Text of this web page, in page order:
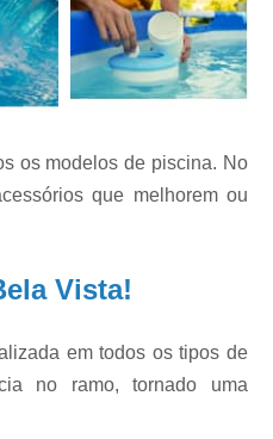
9000 Litros
Cloro para
Fechada
Cloro para
3 em 1 para Piscina
Cloro
para Piscina
Cloro para
Cloro
Conserto
de Piscina
Conserto
de água
Piscinas
Bombas para
os modelos de piscina. No
que melhorem ou
Vista!
em todos os tipos de
no ramo, tornado uma